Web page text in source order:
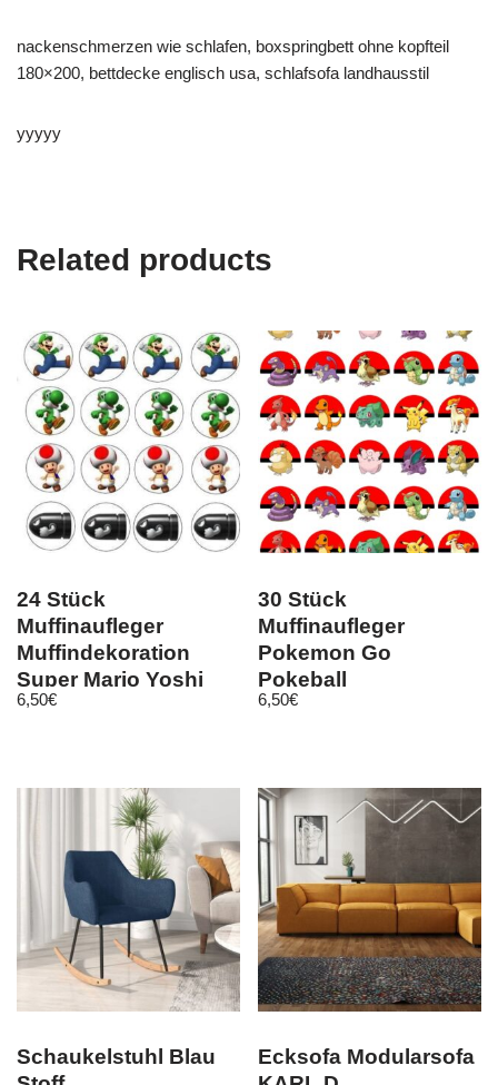
nackenschmerzen wie schlafen, boxspringbett ohne kopfteil
180×200, bettdecke englisch usa, schlafsofa landhausstil
yyyyy
Related products
24 Stück
Muffinaufleger
Muffindekoration
Super Mario Yoshi
Geburtstag Motiv 5
6,50€
30 Stück
Muffinaufleger
Pokemon Go
Pokeball
Oblatenpapier
6,50€
Schaukelstuhl Blau
Ecksofa Modularsofa